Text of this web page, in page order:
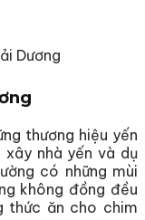
thương hiệu yến
xây nhà yến và dụ
có những mùi
không đồng đều
thức ăn cho chim